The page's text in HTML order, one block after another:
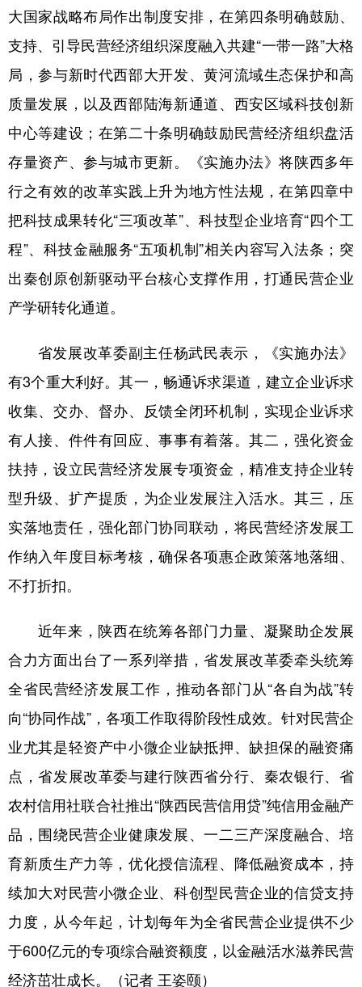
大国家战略布局作出制度安排，在第四条明确鼓励、
支持、引导民营经济组织深度融入共建“一带一路”大格
局，参与新时代西部大开发、黄河流域生态保护和高
质量发展，以及西部陆海新通道、西安区域科技创新
中心等建设；在第二十条明确鼓励民营经济组织盘活
存量资产、参与城市更新。《实施办法》将陕西多年
行之有效的改革实践上升为地方性法规，在第四章中
把科技成果转化“三项改革”、科技型企业培育“四个工
程”、科技金融服务“五项机制”相关内容写入法条；突
出秦创原创新驱动平台核心支撑作用，打通民营企业
产学研转化通道。
省发展改革委副主任杨武民表示，《实施办法》
有3个重大利好。其一，畅通诉求渠道，建立企业诉求
收集、交办、督办、反馈全闭环机制，实现企业诉求
有人接、件件有回应、事事有着落。其二，强化资金
扶持，设立民营经济发展专项资金，精准支持企业转
型升级、扩产提质，为企业发展注入活水。其三，压
实落地责任，强化部门协同联动，将民营经济发展工
作纳入年度目标考核，确保各项惠企政策落地落细、
不打折扣。
近年来，陕西在统筹各部门力量、凝聚助企发展
合力方面出台了一系列举措，省发展改革委牵头统筹
全省民营经济发展工作，推动各部门从“各自为战”转
向“协同作战”，各项工作取得阶段性成效。针对民营企
业尤其是轻资产中小微企业缺抵押、缺担保的融资痛
点，省发展改革委与建行陕西省分行、秦农银行、省
农村信用社联合社推出“陕西民营信用贷”纯信用金融产
品，围绕民营企业健康发展、一二三产深度融合、培
育新质生产力等，优化授信流程、降低融资成本，持
续加大对民营小微企业、科创型民营企业的信贷支持
力度，从今年起，计划每年为全省民营企业提供不少
于600亿元的专项综合融资额度，以金融活水滋养民营
经济茁壮成长。（记者 王姿颐）